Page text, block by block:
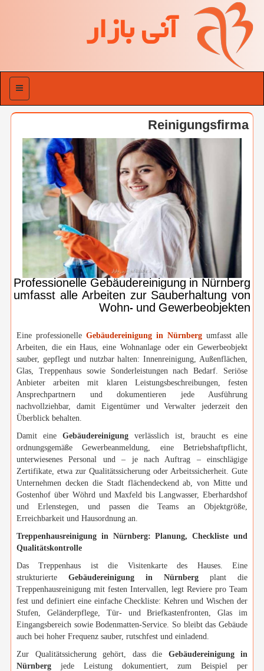
آنی بازار
منو
Reinigungsfirma
Professionelle Gebäudereinigung in Nürnberg
umfasst alle Arbeiten zur Sauberhaltung von
Wohn- und Gewerbeobjekten
Eine professionelle Gebäudereinigung in Nürnberg umfasst alle
Arbeiten, die ein Haus, eine Wohnanlage oder ein Gewerbeobjekt
sauber, gepflegt und nutzbar halten: Innenreinigung, Außenflächen,
Glas, Treppenhaus sowie Sonderleistungen nach Bedarf. Seriöse
Anbieter arbeiten mit klaren Leistungsbeschreibungen, festen
Ansprechpartnern und dokumentieren jede Ausführung
nachvollziehbar, damit Eigentümer und Verwalter jederzeit den
Überblick behalten.
Damit eine Gebäudereinigung verlässlich ist, braucht es eine
ordnungsgemäße Gewerbeanmeldung, eine Betriebshaftpflicht,
unterwiesenes Personal und – je nach Auftrag – einschlägige
Zertifikate, etwa zur Qualitätssicherung oder Arbeitssicherheit. Gute
Unternehmen decken die Stadt flächendeckend ab, von Mitte und
Gostenhof über Wöhrd und Maxfeld bis Langwasser, Eberhardshof
und Erlenstegen, und passen die Teams an Objektgröße,
Erreichbarkeit und Hausordnung an.
Treppenhausreinigung in Nürnberg: Planung, Checkliste und
Qualitätskontrolle
Das Treppenhaus ist die Visitenkarte des Hauses. Eine
strukturierte Gebäudereinigung in Nürnberg plant die
Treppenhausreinigung mit festen Intervallen, legt Reviere pro Team
fest und definiert eine einfache Checkliste: Kehren und Wischen der
Stufen, Geländerpflege, Tür- und Briefkastenfronten, Glas im
Eingangsbereich sowie Bodenmatten-Service. So bleibt das Gebäude
auch bei hoher Frequenz sauber, rutschfest und einladend.
Zur Qualitätssicherung gehört, dass die Gebäudereinigung in
Nürnberg jede Leistung dokumentiert, zum Beispiel per